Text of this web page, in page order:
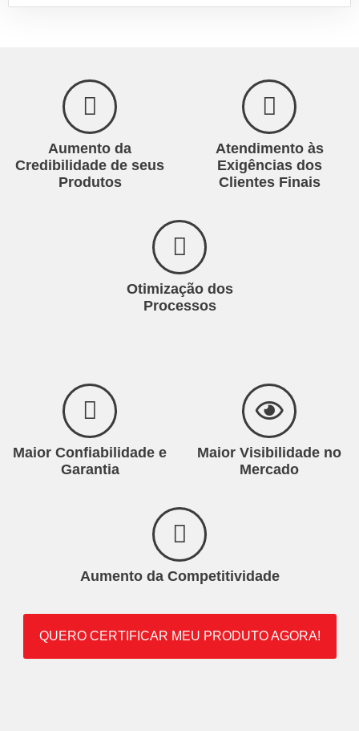
Aumento da
Credibilidade de seus
Produtos
Atendimento às
Exigências dos
Clientes Finais
Otimização dos
Processos
Maior Confiabilidade e
Garantia
Maior Visibilidade no
Mercado
Aumento da Competitividade
QUERO CERTIFICAR MEU PRODUTO AGORA!